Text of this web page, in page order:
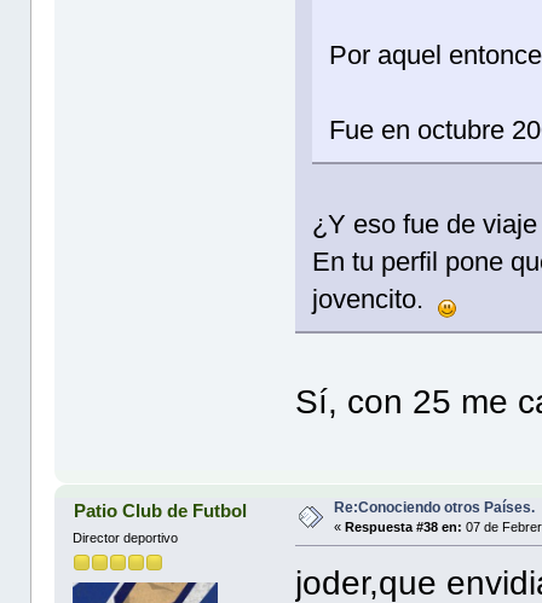
Por aquel
Fue en octubre
¿Y eso fue de
En tu perfil pone
jovencito.
Sí, con 25 me
Patio Club de Futbol
Director deportivo
Re:Conociendo otros Países.
«Respuesta #38 en: 07 de
joder,que